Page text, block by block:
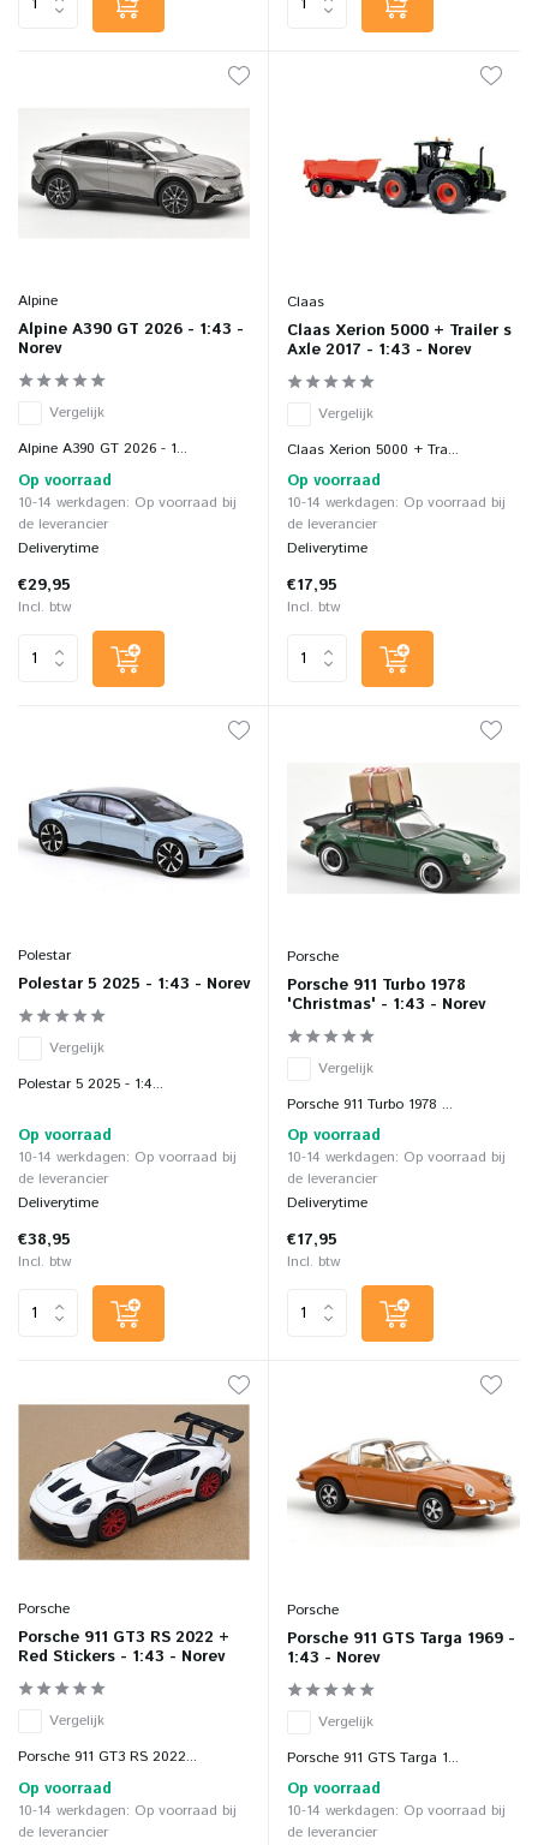
Alpine
Alpine A390 GT 2026 - 1:43 -
Norev
Vergelijk
Alpine A390 GT 2026 - 1...
Op voorraad
10-14 werkdagen: Op voorraad bij
de leverancier
Deliverytime
€29,95
Incl. btw
Claas
Claas Xerion 5000 + Trailer s
Axle 2017 - 1:43 - Norev
Vergelijk
Claas Xerion 5000 + Tra...
Op voorraad
10-14 werkdagen: Op voorraad bij
de leverancier
Deliverytime
€17,95
Incl. btw
Polestar
Polestar 5 2025 - 1:43 - Norev
Vergelijk
Polestar 5 2025 - 1:4...
Op voorraad
10-14 werkdagen: Op voorraad bij
de leverancier
Deliverytime
€38,95
Incl. btw
Porsche
Porsche 911 Turbo 1978
'Christmas' - 1:43 - Norev
Vergelijk
Porsche 911 Turbo 1978 ...
Op voorraad
10-14 werkdagen: Op voorraad bij
de leverancier
Deliverytime
€17,95
Incl. btw
Porsche
Porsche 911 GT3 RS 2022 +
Red Stickers - 1:43 - Norev
Vergelijk
Porsche 911 GT3 RS 2022...
Op voorraad
10-14 werkdagen: Op voorraad bij
de leverancier
Porsche
Porsche 911 GTS Targa 1969 -
1:43 - Norev
Vergelijk
Porsche 911 GTS Targa 1...
Op voorraad
10-14 werkdagen: Op voorraad bij
de leverancier